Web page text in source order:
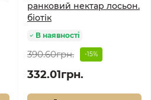
ранковий нектар лосьон.
біотік
В наявності
390.60грн. -15%
332.01грн.